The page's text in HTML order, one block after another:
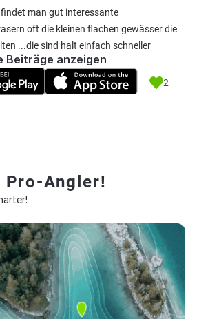
man gut interessante
oft die kleinen flachen gewässer die
...die sind halt einfach schneller
2
Beiträge anzeigen
Pro-Angler!